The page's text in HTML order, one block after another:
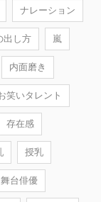
ナレーション
出し方 嵐
内面磨き
笑いタレント
存在感
授乳
舞台俳優